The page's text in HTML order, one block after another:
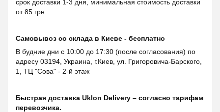
срок доставки 1-3 дня, минимальная стоимость доставки
от 85 грн
Самовывоз со склада в Киеве - бесплатно
В будние дни с 10:00 до 17:30 (после согласования) по
адресу 03194, Украина, г.Киев, ул. Григоровича-Барского,
1, ТЦ "Сова" - 2-й этаж
Быстрая доставка Uklon Delivery – согласно тарифам
перевозчика.